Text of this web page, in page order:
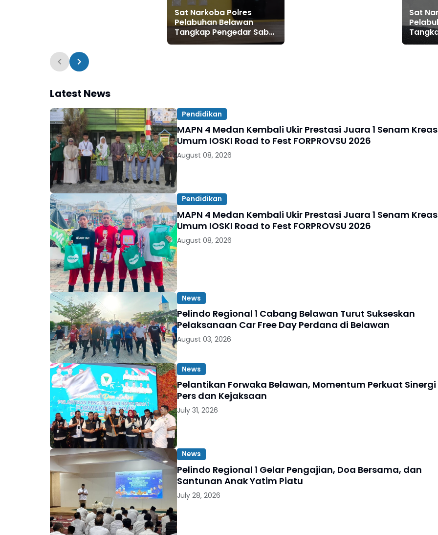
Sat Narkoba Polres
Pelabuhan Belawan
Tangkap Pengedar Sabu
di Hamparan Perak
Sat
Latest News
Pendidikan
MAPN 4 Medan Kembali Ukir Prestasi Juara 1 Senam Kreasi
Umum IOSKI Road to Fest FORPROVSU 2026
August 08, 2026
Pendidikan
MAPN 4 Medan Kembali Ukir Prestasi Juara 1 Senam Kreasi
Umum IOSKI Road to Fest FORPROVSU 2026
August 08, 2026
News
Pelindo Regional 1 Cabang Belawan Turut Sukseskan
Pelaksanaan Car Free Day Perdana di Belawan
August 03, 2026
News
Pelantikan Forwaka Belawan, Momentum Perkuat Sinergi
Pers dan Kejaksaan
July 31, 2026
News
Pelindo Regional 1 Gelar Pengajian, Doa Bersama, dan
Santunan Anak Yatim Piatu
July 28, 2026